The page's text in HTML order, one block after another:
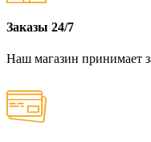
Заказы 24/7
Наш магазин принимает